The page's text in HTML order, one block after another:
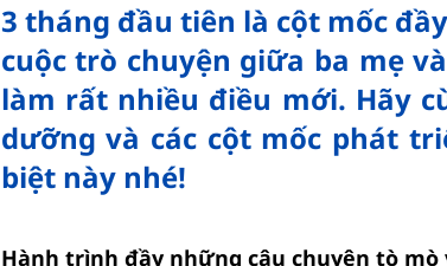
3 tháng đầu tiên là cột mốc
cuộc trò chuyện giữa ba mẹ
làm rất nhiều điều mới. Hãy
dưỡng và các cột mốc phát
biệt này nhé!
Hành trình đầy những câu chuyện tò mò